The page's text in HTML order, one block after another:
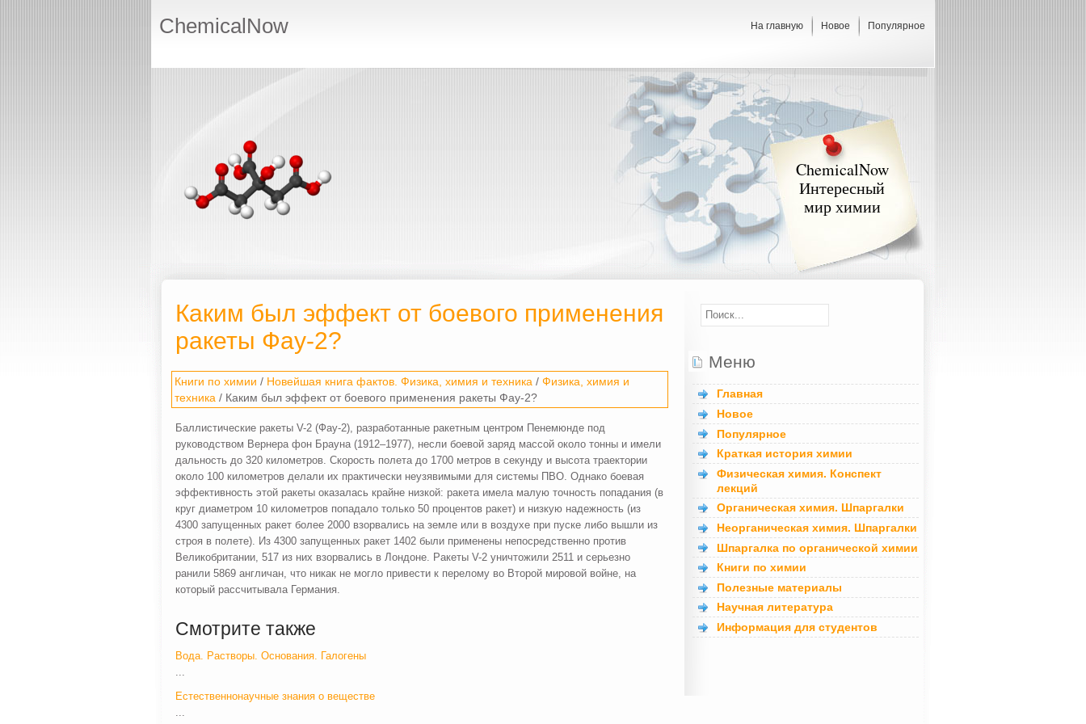
ChemicalNow На главную Новое Популярное
ChemicalNow
Интересный
мир химии
Каким был эффект от боевого применения
ракеты Фау-2?
Книги по химии / Новейшая книга фактов. Физика, химия и техника / Физика, химия и
техника / Каким был эффект от боевого применения ракеты Фау-2?
Баллистические ракеты V-2 (Фау-2), разработанные ракетным центром Пенемюнде под
руководством Вернера фон Брауна (1912–1977), несли боевой заряд массой около тонны и имели
дальность до 320 километров. Скорость полета до 1700 метров в секунду и высота траектории
около 100 километров делали их практически неузявимыми для системы ПВО. Однако боевая
эффективность этой ракеты оказалась крайне низкой: ракета имела малую точность попадания (в
круг диаметром 10 километров попадало только 50 процентов ракет) и низкую надежность (из
4300 запущенных ракет более 2000 взорвались на земле или в воздухе при пуске либо вышли из
строя в полете). Из 4300 запущенных ракет 1402 были применены непосредственно против
Великобритании, 517 из них взорвались в Лондоне. Ракеты V-2 уничтожили 2511 и серьезно
ранили 5869 англичан, что никак не могло привести к перелому во Второй мировой войне, на
который рассчитывала Германия.
Смотрите также
Вода. Растворы. Основания. Галогены
...
Естественнонаучные знания о веществе
...
Меню
Главная
Новое
Популярное
Краткая история химии
Физическая химия. Конспект
лекций
Органическая химия. Шпаргалки
Неорганическая химия. Шпаргалки
Шпаргалка по органической химии
Книги по химии
Полезные материалы
Научная литература
Информация для студентов